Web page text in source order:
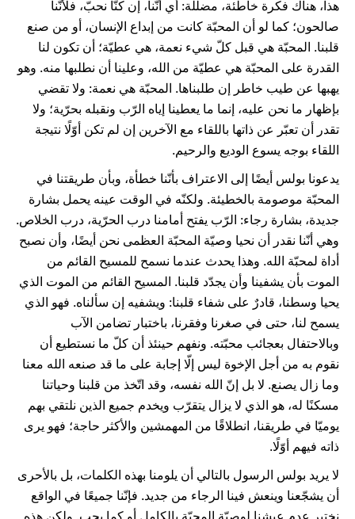
هذا، هناك فكرة خاطئة، مضلّلة: أي أنّنا، إن كنّا نحبّ، فلأنّنا
صالحون؛ كما لو أن المحبّة كانت من إبداع الإنسان، أو من صنع
قلبنا. المحبّة هي قبل كلّ شيء نعمة، هي عطيّة؛ أن تكون لنا
القدرة على المحبّة هي عطيّة من الله، وعلينا أن نطلبها منه. وهو
يهبها عن طيب خاطر إن طلبناها. المحبّة هي نعمة: ولا تقضي
بإظهار ما نحن عليه، إنما ما يعطينا إياه الرّب ونقبله بحرّية؛ ولا
تقدر أن تعبّر عن ذاتها باللقاء مع الآخرين إن لم تكن أوّلًا نتيجة
اللقاء بوجه يسوع الوديع والرحيم.
يدعونا بولس أيضًا إلى الاعتراف بأنّنا خطأة، وبأن طريقتنا في
المحبّة موصومة بالخطيئة. ولكنّه في الوقت عينه يحمل بشارة
جديدة، بشارة رجاء: الرّب يفتح أمامنا درب الحرّية، درب الخلاص.
وهي أنّنا نقدر أن نحيا وصيّة المحبّة العظمى نحن أيضًا، وأن نصبح
أداة لمحبّة الله. وهذا يحدث عندما نسمح للمسيح القائم من
الموت بأن يشفينا وأن يجدّد قلبنا. المسيح القائم من الموت الذي
يحيا وسطنا، قادرٌ على شفاء قلبنا: ويشفيه إن سألناه. فهو الذي
يسمح لنا، حتى في صغرنا وفقرنا، باختبار تضامن الآب
وبالاحتفال بعجائب محبّته. ونفهم حينئذ أن كلّ ما نستطيع أن
نقوم به من أجل الإخوة ليس إلّا إجابة على ما قد صنعه الله معنا
وما زال يصنع. لا بل إنّ الله نفسه، وقد اتّخذ من قلبنا وحياتنا
مسكنًا له، هو الذي لا يزال يتقرّب ويخدم جميع الذين نلتقي بهم
يوميّا في طريقنا، انطلاقًا من المهمشين والأكثر حاجة؛ فهو يرى
ذاته فيهم أوّلًا.
لا يريد بولس الرسول بالتالي أن يلومنا بهذه الكلمات، بل بالأحرى
أن يشجّعنا وينعش فينا الرجاء من جديد. فإنّنا جميعًا في الواقع
نختبر عدم عيشنا لوصيّة المحبّة بالكامل أو كما يجب. ولكن هذه